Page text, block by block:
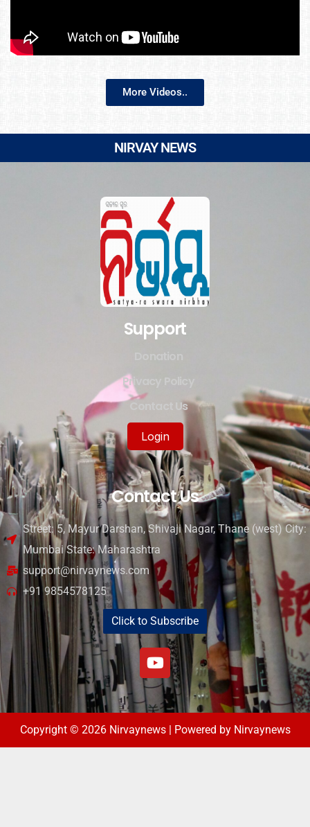
More Videos..
NIRVAY NEWS
Support
Privacy Policy
Contact Us
Login
Contact Us
Street: 5, Mayur Darshan, Shivaji Nagar, Thane (west) City:
Mumbai State: Maharashtra
support@nirvaynews.com
+91 9854578125
Click to Subscribe
Copyright © 2026 Nirvaynews | Powered by Nirvaynews